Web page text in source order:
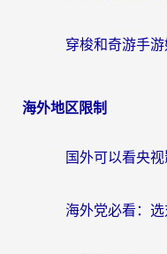
海外地区限制